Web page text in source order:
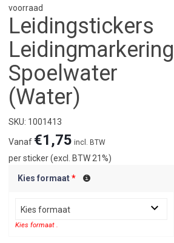
voorraad
Leidingstickers
Leidingmarkering
Spoelwater
(Water)
SKU: 1001413
Vanaf €1,75 incl. BTW
per sticker (excl. BTW 21%)
Kies formaat*
Kies formaat
Kies formaat .